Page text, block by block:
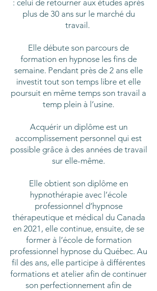
: celui de retourner aux études après
plus de 30 ans sur le marché du
travail.
Elle débute son parcours de
formation en hypnose les fins de
semaine. Pendant près de 2 ans elle
investit tout son temps libre et elle
poursuit en même temps son travail a
temp plein à l’usine.
Acquérir un diplôme est un
accomplissement personnel qui est
possible grâce à des années de travail
sur elle-même.
Elle obtient son diplôme en
hypnothérapie avec l’école
professionnel d’hypnose
thérapeutique et médical du Canada
en 2021, elle continue, ensuite, de se
former à l’école de formation
professionnel hypnose du Québec. Au
fil des ans, elle participe à différentes
formations et atelier afin de continuer
son perfectionnement afin de